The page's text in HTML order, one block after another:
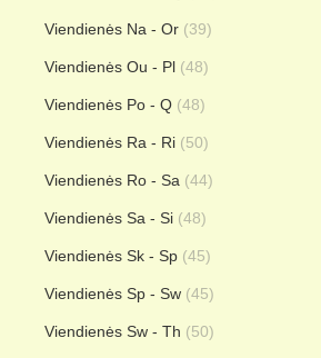
Viendienės Na - Or (39)
Viendienės Ou - Pl (48)
Viendienės Po - Q (48)
Viendienės Ra - Ri (50)
Viendienės Ro - Sa (44)
Viendienės Sa - Si (48)
Viendienės Sk - Sp (45)
Viendienės Sp - Sw (45)
Viendienės Sw - Th (50)